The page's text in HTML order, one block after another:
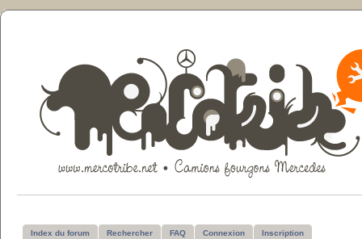
Index du forum Rechercher FAQ Connexion Inscription